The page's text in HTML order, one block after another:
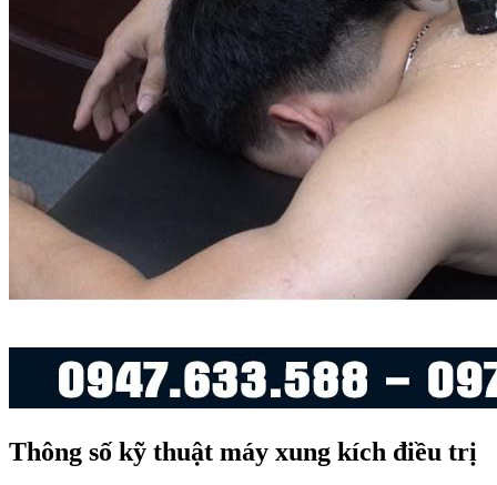
Thông số kỹ thuật máy xung kích điều trị